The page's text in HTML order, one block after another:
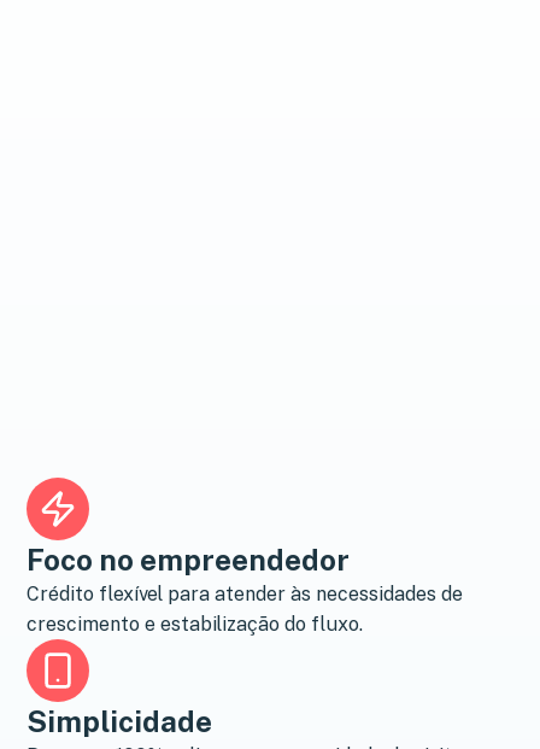
Foco no empreendedor
Crédito flexível para atender às necessidades de
crescimento e estabilização do fluxo.
Simplicidade